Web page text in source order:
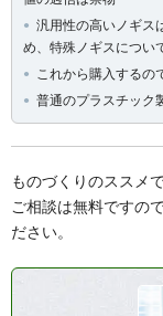
汎用性の高いノギス
め、特殊ノギスについ
これから購入するの
普通のプラスチック
ものづくりのススメ
ご相談は無料ですの
ださい。